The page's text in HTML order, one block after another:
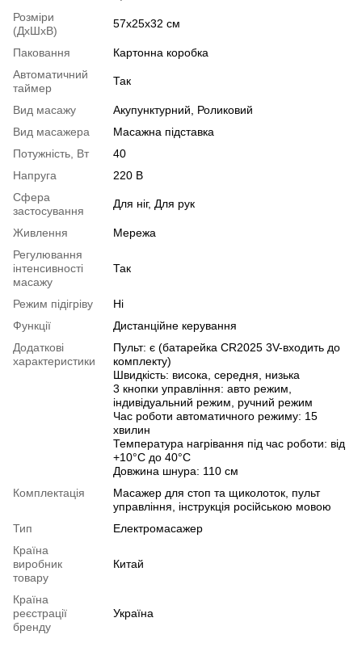
Розміри
(ДхШхВ)
57х25х32 см
Паковання
Картонна коробка
Автоматичний
таймер
Так
Вид масажу
Акупунктурний, Роликовий
Вид масажера
Масажна підставка
Потужність, Вт
40
Напруга
220 В
Сфера
застосування
Для ніг, Для рук
Живлення
Мережа
Регулювання
інтенсивності
масажу
Так
Режим підігріву
Ні
Функції
Дистанційне керування
Додаткові
характеристики
Пульт: є (батарейка CR2025 3V-входить до
комплекту)
Швидкість: висока, середня, низька
3 кнопки управління: авто режим,
індивідуальний режим, ручний режим
Час роботи автоматичного режиму: 15
хвилин
Температура нагрівання під час роботи: від
+10°С до 40°С
Довжина шнура: 110 см
Комплектація
Масажер для стоп та щиколоток, пульт
управління, інструкція російською мовою
Тип
Електромасажер
Країна
виробник
товару
Китай
Країна
реєстрації
бренду
Україна